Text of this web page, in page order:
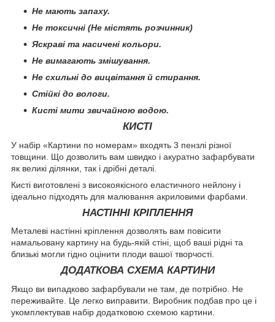
Не мають запаху.
Не токсичні (Не містять розчинник)
Яскраві та насичені кольори.
Не вимагають змішування.
Не схильні до вицвітання й стирання.
Стійкі до вологи.
Кисті мити звичайною водою.
КИСТІ
У набір «Картини по номерам» входять 3 пензлі різної
товщини. Що дозволить вам швидко і акуратно зафарбувати
як великі ділянки, так і дрібні деталі.
Кисті виготовлені з високоякісного еластичного нейлону і
ідеально підходять для малювання акриловими фарбами.
НАСТІННІ КРІПЛЕННЯ
Металеві настінні кріплення дозволять вам повісити
намальовану картину на будь-якій стіні, щоб ваші рідні та
близькі могли гідно оцінити плоди вашої творчості.
ДОДАТКОВА СХЕМА КАРТИНИ
Якщо ви випадково зафарбували не там, де потрібно. Не
переживайте. Це легко виправити. Виробник подбав про це і
укомплектував набір додатковою схемою картини.